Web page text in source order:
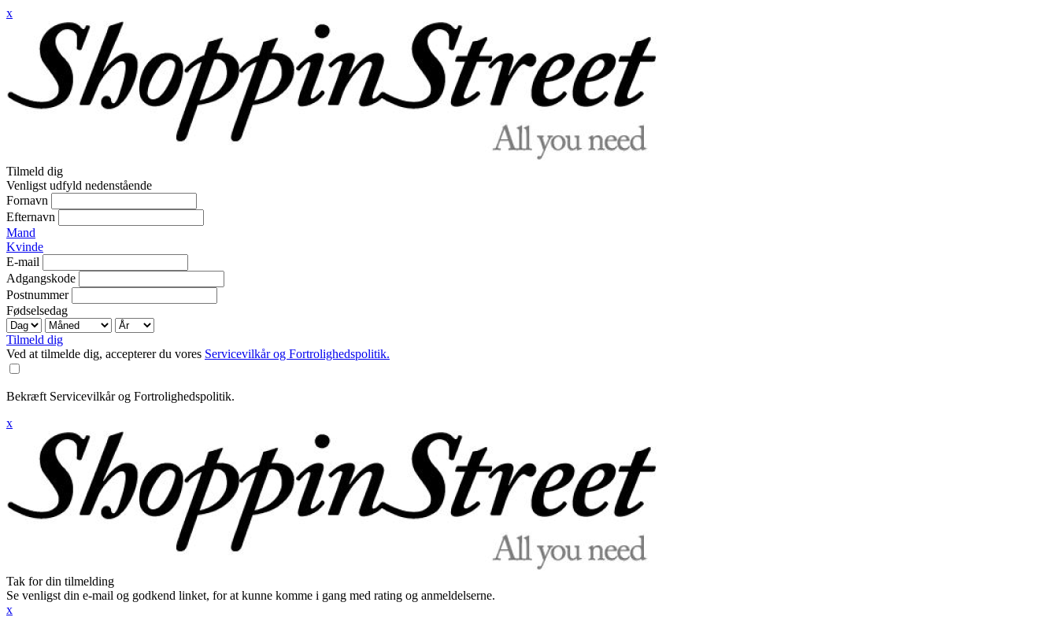
x
Tilmeld dig
Venligst udfyld nedenstående
Fornavn
Efternavn
Mand
Kvinde
E-mail
Adgangskode
Postnummer
Fødselsedag
Tilmeld dig
Ved at tilmelde dig, accepterer du vores Servicevilkår og Fortrolighedspolitik.
Bekræft Servicevilkår og Fortrolighedspolitik.
x
Tak for din tilmelding
Se venligst din e-mail og godkend linket, for at kunne komme i gang med rating og anmeldelserne.
x